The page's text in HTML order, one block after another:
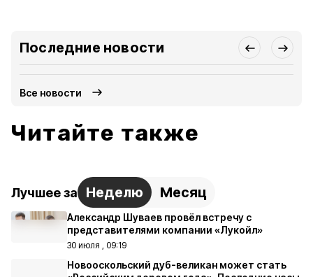
Последние новости
Все новости
Читайте также
Лучшее за Неделю Месяц
Александр Шуваев провёл встречу с
представителями компании «Лукойл»
30 июля , 09:19
Новооскольский дуб-великан может стать